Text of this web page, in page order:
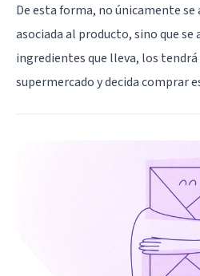
De esta forma, no únicamente
asociada al producto, sino que se
ingredientes que lleva, los tendrá
supermercado y decida comprar